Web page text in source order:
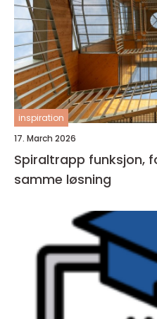
inspiration
17. March 2026
Spiraltrapp funksjon, form og fleksibilitet i
samme løsning